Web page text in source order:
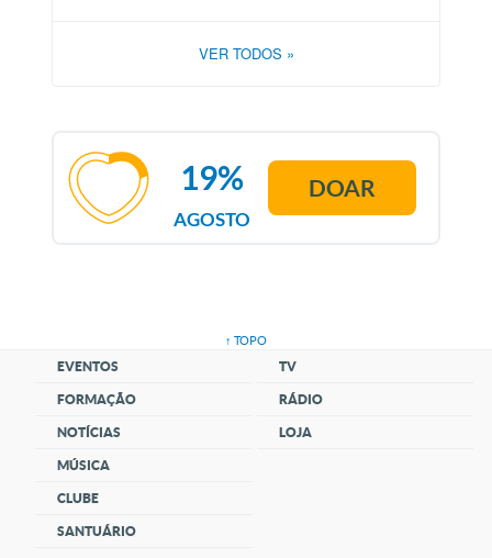
VER TODOS »
AGOSTO
19% DOAR
↑ TOPO
EVENTOS
FORMAÇÃO
NOTÍCIAS
MÚSICA
CLUBE
SANTUÁRIO
TV
RÁDIO
LOJA